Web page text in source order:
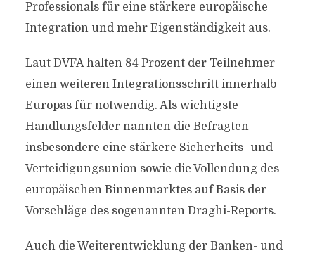
Professionals für eine stärkere europäische
Integration und mehr Eigenständigkeit aus.
Laut DVFA halten 84 Prozent der Teilnehmer
einen weiteren Integrationsschritt innerhalb
Europas für notwendig. Als wichtigste
Handlungsfelder nannten die Befragten
insbesondere eine stärkere Sicherheits- und
Verteidigungsunion sowie die Vollendung des
europäischen Binnenmarktes auf Basis der
Vorschläge des sogenannten Draghi-Reports.
Auch die Weiterentwicklung der Banken- und